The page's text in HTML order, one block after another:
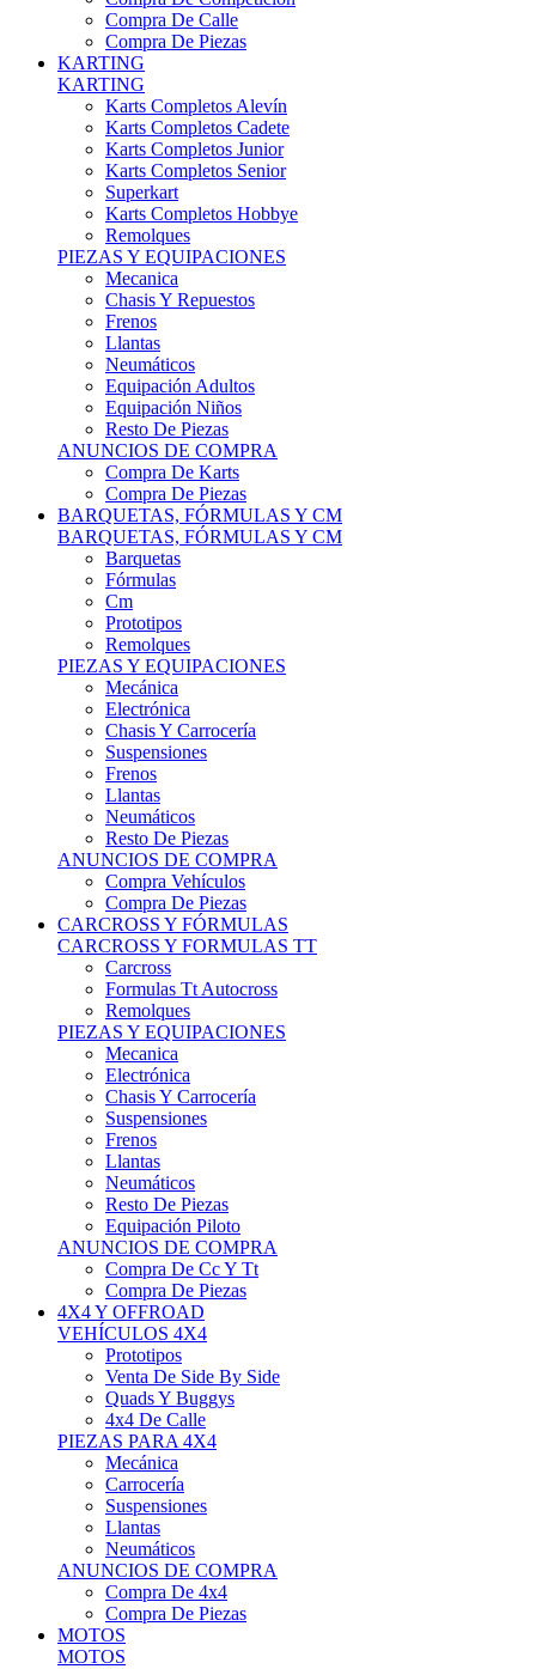
Compra De Piezas
KARTING
KARTING
Karts Completos Alevín
Karts Completos Cadete
Karts Completos Junior
Karts Completos Senior
Superkart
Karts Completos Hobbye
Remolques
PIEZAS Y EQUIPACIONES
Mecanica
Chasis Y Repuestos
Frenos
Llantas
Neumáticos
Equipación Adultos
Equipación Niños
Resto De Piezas
ANUNCIOS DE COMPRA
Compra De Karts
Compra De Piezas
BARQUETAS, FÓRMULAS Y CM
BARQUETAS, FÓRMULAS Y CM
Barquetas
Fórmulas
Cm
Prototipos
Remolques
PIEZAS Y EQUIPACIONES
Mecánica
Electrónica
Chasis Y Carrocería
Suspensiones
Frenos
Llantas
Neumáticos
Resto De Piezas
ANUNCIOS DE COMPRA
Compra Vehículos
Compra De Piezas
CARCROSS Y FÓRMULAS
CARCROSS Y FORMULAS TT
Carcross
Formulas Tt Autocross
Remolques
PIEZAS Y EQUIPACIONES
Mecanica
Electrónica
Chasis Y Carrocería
Suspensiones
Frenos
Llantas
Neumáticos
Resto De Piezas
Equipación Piloto
ANUNCIOS DE COMPRA
Compra De Cc Y Tt
Compra De Piezas
4X4 Y OFFROAD
VEHÍCULOS 4X4
Prototipos
Venta De Side By Side
Quads Y Buggys
4x4 De Calle
PIEZAS PARA 4X4
Mecánica
Carrocería
Suspensiones
Llantas
Neumáticos
ANUNCIOS DE COMPRA
Compra De 4x4
Compra De Piezas
MOTOS
MOTOS
Motos De Circuito